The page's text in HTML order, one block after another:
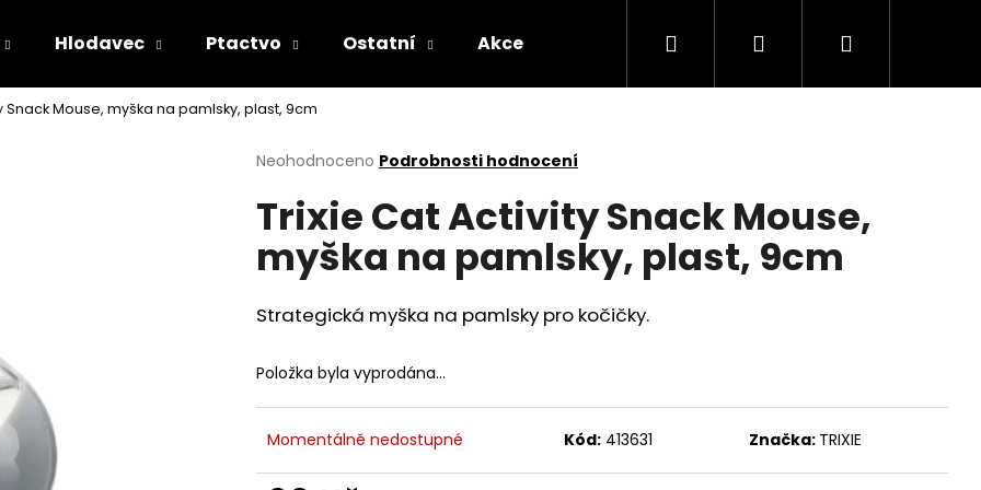
Hlodavec Ptactvo Ostatní Akce Kontakty
Hledat PřihlášeníNákupní
Snack Mouse, myška na pamlsky, plast, 9cm
Průměrné
produktu
hvězdiček.
Neohodnoceno Podrobnosti hodnocení
Trixie Cat Activity Snack Mouse,
myška na pamlsky, plast, 9cm
Strategická myška na pamlsky pro kočičky.
Položka byla vyprodána…
Momentálně nedostupné Kód: 413631 Značka: TRIXIE
Co potřebujete najít?
HLEDAT
Následující